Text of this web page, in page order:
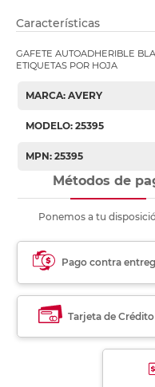
Características
GAFETE AUTOADHERIBLE
ETIQUETAS POR HOJA
MARCA: AVERY
MODELO: 25395
MPN: 25395
Métodos de
Ponemos a tu
Pago contra
Tarjeta de Crédito